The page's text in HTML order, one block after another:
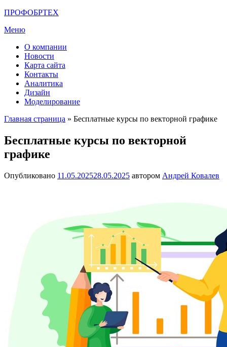
Перейти
содержимому
ПРОФОБРТЕХ
Меню
О компании
Новости
Карта сайта
Контакты
Аналитика
Дизайн
Моделирование
Главная страница » Бесплатные курсы по векторной графике
Бесплатные курсы по векторной
графике
Опубликовано 11.05.202528.05.2025 автором Андрей Ковалев